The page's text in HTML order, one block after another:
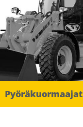
Pyöräkuormaajat